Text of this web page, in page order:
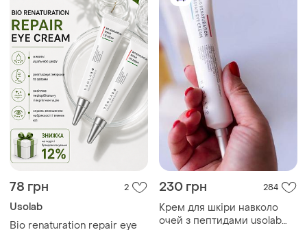
78 грн 2
Usolab
Bio renaturation repair eye
230 грн 284
Крем для шкіри навколо
очей з пептидами usolab